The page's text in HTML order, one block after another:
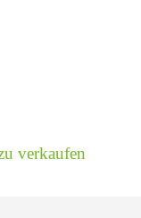
verkaufen